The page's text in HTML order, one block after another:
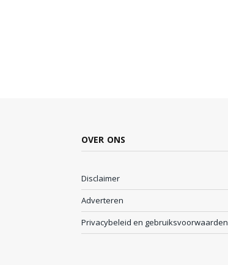
OVER ONS
Disclaimer
Adverteren
Privacybeleid en gebruiksvoorwaarden